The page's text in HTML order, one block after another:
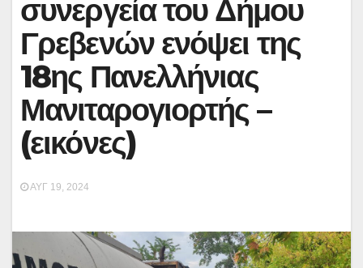
συνεργεία του Δήμου
Γρεβενών ενόψει της
18ης Πανελλήνιας
Μανιταρογιορτής –
(εικόνες)
ΑΥΓ 19, 2024